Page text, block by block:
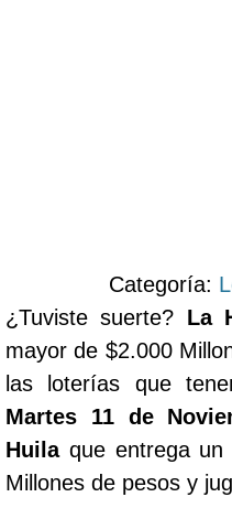
Categoría:
¿Tuviste suerte? La
mayor de $2.000
las loterías que
Martes 11 de
Huilaque entrega un
Millones de pesos y